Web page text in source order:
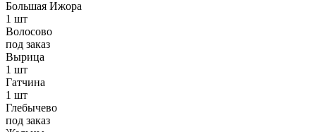
Большая Ижора
1 шт
Волосово
под заказ
Вырица
1 шт
Гатчина
1 шт
Глебычево
под заказ